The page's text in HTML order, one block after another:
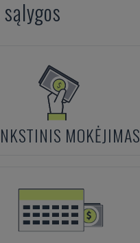
MOKĖJIMAS